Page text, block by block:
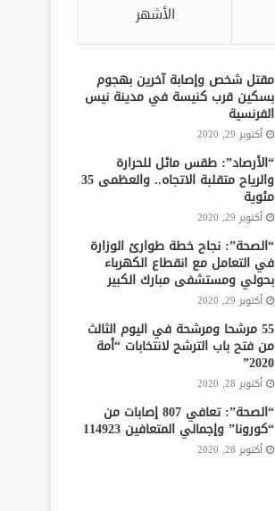
الأشهر
مقتل شخص وإصابة آخرين بهجوم
بسكين قرب كنيسة في مدينة نيس
الفرنسية
أكتوبر 29, 2020
“الأرصاد”: طقس مائل للحرارة
والرياح متقلبة الاتجاه.. والعظمى 35
مئوية
أكتوبر 29, 2020
“الصحة”: نجاح خطة طوارئ الوزارة
في التعامل مع انقطاع الكهرباء
بحولي ومستشفى مبارك الكبير
أكتوبر 29, 2020
55 مرشحا ومرشحة في اليوم الثالث
من فتح باب الترشح لانتخابات “أمة
2020”
أكتوبر 28, 2020
“الصحة”: تعافي 807 إصابات من
“كورونا” وإجمالي المتعافين 114923
أكتوبر 28, 2020